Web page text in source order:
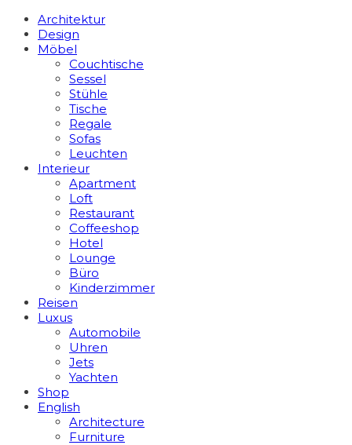
Architektur
Design
Möbel
Couchtische
Sessel
Stühle
Tische
Regale
Sofas
Leuchten
Interieur
Apart­ment
Loft
Restaurant
Coffeeshop
Hotel
Lounge
Büro
Kinderzimmer
Reisen
Luxus
Automobile
Uhren
Jets
Yachten
Shop
English
Architecture
Furniture